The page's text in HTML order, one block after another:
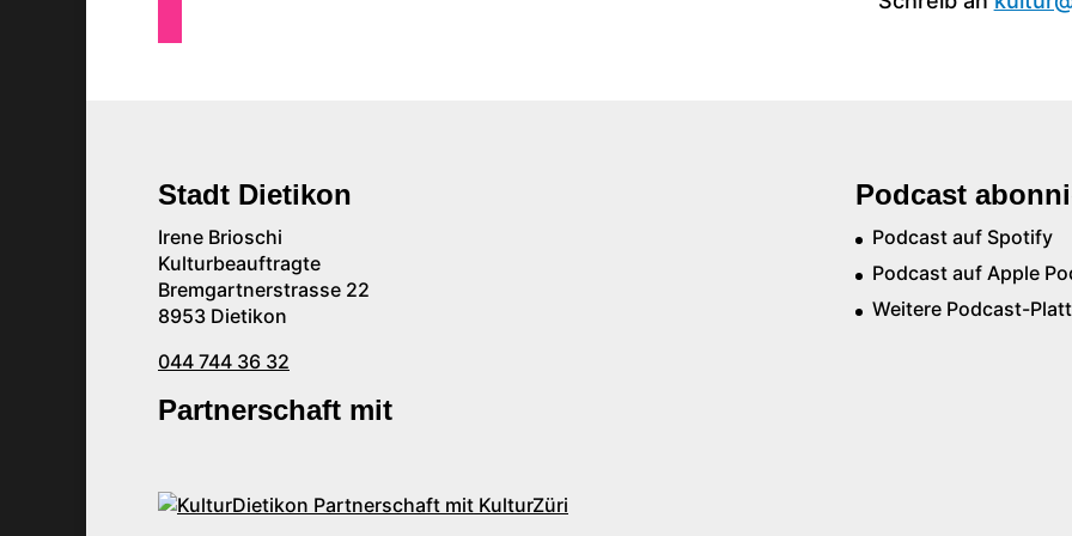
Stadt Dietikon
Irene Brioschi
Kulturbeauftragte
Bremgartnerstrasse 22
8953 Dietikon
044 744 36 32
Partnerschaft mit
Podcast
Podcast auf Spotify
Podcast auf Apple
Weitere Podcast-